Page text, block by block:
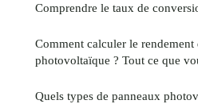
Comprendre le taux de
Comment calculer le rendement
photovoltaïque ? Tout ce que
Quels types de panneaux